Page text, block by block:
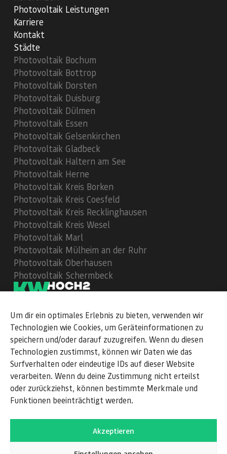
Um dir ein optimales Erlebnis zu bieten, verwenden wir
Technologien wie Cookies, um Geräteinformationen zu
speichern und/oder darauf zuzugreifen. Wenn du diesen
Technologien zustimmst, können wir Daten wie das
Surfverhalten oder eindeutige IDs auf dieser Website
verarbeiten. Wenn du deine Zustimmung nicht erteilst
oder zurückziehst, können bestimmte Merkmale und
Funktionen beeinträchtigt werden.
Akzeptieren
Photovoltaik Leistungen
Karriere
Kontakt
Städte
Photovoltaik Bochum
Photovoltaik Bottrop
Photovoltaik Dorsten
Photovoltaik Duisburg
Photovoltaik Dülmen
Photovoltaik Essen
Photovoltaik Gelsenkirchen
Photovoltaik Gladbeck
Photovoltaik Haltern am See
Photovoltaik Herne
Photovoltaik Kreis Borken
Photovoltaik Kreis Coesfeld
Photovoltaik Kreis Recklinghausen
Photovoltaik Kreis Wesel
Photovoltaik Marl
Photovoltaik Mülheim an der Ruhr
Photovoltaik Oberhausen
Photovoltaik Schermbeck
kWhoch2
112 Bewertungen auf ProvenExpert.com
Facebook
Instagram
Impressum